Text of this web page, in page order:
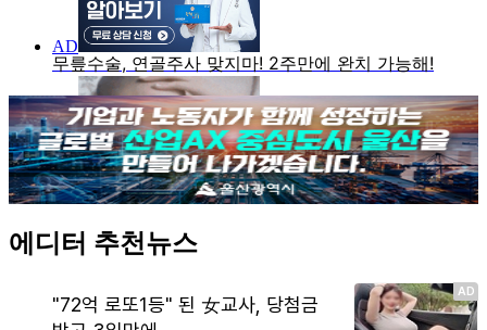
에디터 추천뉴스